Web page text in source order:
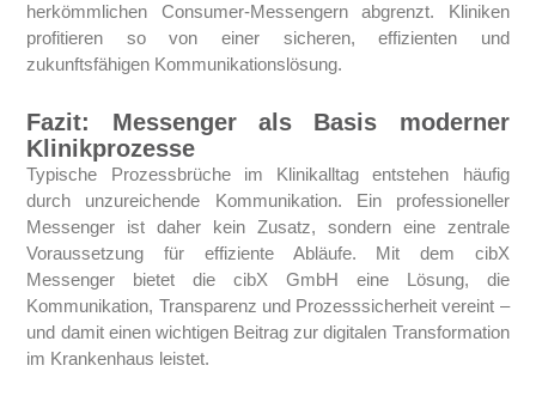
herkömmlichen Consumer-Messengern abgrenzt. Kliniken
profitieren so von einer sicheren, effizienten und
zukunftsfähigen Kommunikationslösung.
Fazit: Messenger als Basis moderner
Klinikprozesse
Typische Prozessbrüche im Klinikalltag entstehen häufig
durch unzureichende Kommunikation. Ein professioneller
Messenger ist daher kein Zusatz, sondern eine zentrale
Voraussetzung für effiziente Abläufe. Mit dem cibX
Messenger bietet die cibX GmbH eine Lösung, die
Kommunikation, Transparenz und Prozesssicherheit vereint –
und damit einen wichtigen Beitrag zur digitalen Transformation
im Krankenhaus leistet.